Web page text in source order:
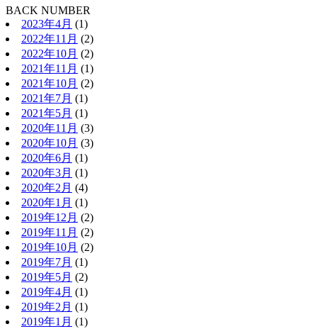
BACK NUMBER
2023年4月 (1)
2022年11月 (2)
2022年10月 (2)
2021年11月 (1)
2021年10月 (2)
2021年7月 (1)
2021年5月 (1)
2020年11月 (3)
2020年10月 (3)
2020年6月 (1)
2020年3月 (1)
2020年2月 (4)
2020年1月 (1)
2019年12月 (2)
2019年11月 (2)
2019年10月 (2)
2019年7月 (1)
2019年5月 (2)
2019年4月 (1)
2019年2月 (1)
2019年1月 (1)